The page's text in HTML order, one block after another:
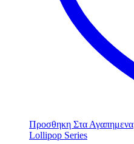
Προσθηκη Στα Αγαπημενα
Lollipop Series